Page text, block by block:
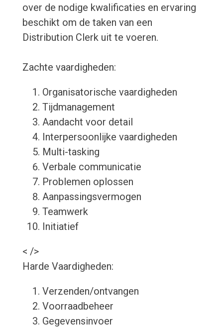
over de nodige kwalificaties en ervaring
beschikt om de taken van een
Distribution Clerk uit te voeren.
Zachte vaardigheden:
Organisatorische vaardigheden
Tijdmanagement
Aandacht voor detail
Interpersoonlijke vaardigheden
Multi-tasking
Verbale communicatie
Problemen oplossen
Aanpassingsvermogen
Teamwerk
Initiatief
< />
Harde Vaardigheden:
Verzenden/ontvangen
Voorraadbeheer
Gegevensinvoer